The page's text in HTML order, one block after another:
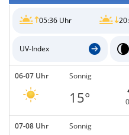
05:36 Uhr
UV-Index
06-07 Uhr Sonnig
15°
07-08 Uhr Sonnig